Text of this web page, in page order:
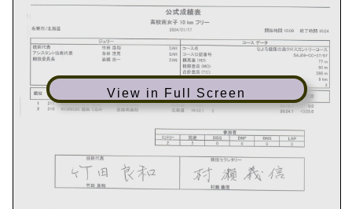
View in Full Screen